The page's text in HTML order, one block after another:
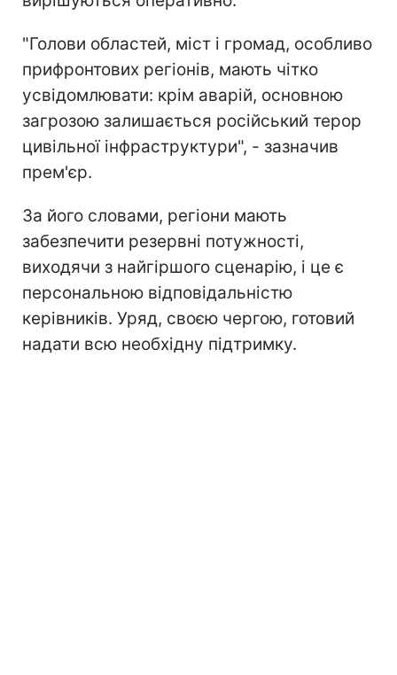
"Голови областей, міст і громад, особливо
прифронтових регіонів, мають чітко
усвідомлювати: крім аварій, основною
загрозою залишається російський терор
цивільної інфраструктури", - зазначив
прем'єр.
За його словами, регіони мають
забезпечити резервні потужності,
виходячи з найгіршого сценарію, і це є
персональною відповідальністю
керівників. Уряд, своєю чергою, готовий
надати всю необхідну підтримку.